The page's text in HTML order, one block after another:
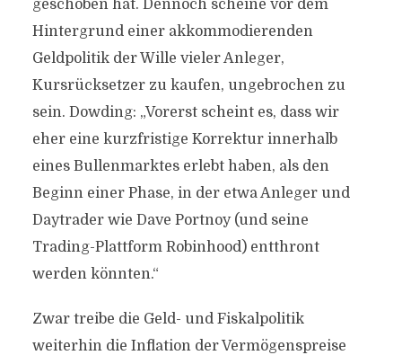
geschoben hat. Dennoch scheine vor dem
Hintergrund einer akkommodierenden
Geldpolitik der Wille vieler Anleger,
Kursrücksetzer zu kaufen, ungebrochen zu
sein. Dowding: „Vorerst scheint es, dass wir
eher eine kurzfristige Korrektur innerhalb
eines Bullenmarktes erlebt haben, als den
Beginn einer Phase, in der etwa Anleger und
Daytrader wie Dave Portnoy (und seine
Trading-Plattform Robinhood) entthront
werden könnten.“
Zwar treibe die Geld- und Fiskalpolitik
weiterhin die Inflation der Vermögenspreise